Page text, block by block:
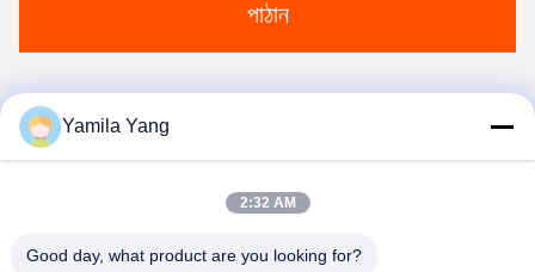
পাঠান
Yamila Yang
2:32 AM
Good day, what product are you looking for?